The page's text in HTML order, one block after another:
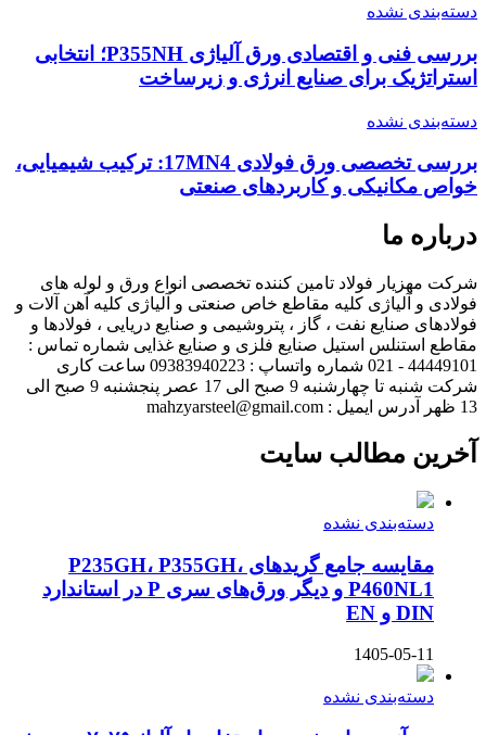
دسته‌بندی نشده
بررسی فنی و اقتصادی ورق آلیاژی P355NH؛ انتخابی
استراتژیک برای صنایع انرژی و زیرساخت
دسته‌بندی نشده
بررسی تخصصی ورق فولادی 17MN4: ترکیب شیمیایی،
خواص مکانیکی و کاربردهای صنعتی
درباره ما
شرکت مهزیار فولاد تامین کننده تخصصی انواع ورق و لوله های
فولادی و آلیاژی کلیه مقاطع خاص صنعتی و آلیاژی کلیه آهن آلات و
فولادهای صنایع نفت ، گاز ، پتروشیمی و صنایع دریایی ، فولادها و
مقاطع استنلس استیل صنایع فلزی و صنایع غذایی شماره تماس :
44449101 - 021 شماره واتساپ : 09383940223 ساعت کاری
شرکت شنبه تا چهارشنبه 9 صبح الی 17 عصر پنجشنبه 9 صبح الی
13 ظهر آدرس ایمیل : mahzyarsteel@gmail.com
آخرین مطالب سایت
دسته‌بندی نشده
مقایسه جامع گریدهای P235GH، P355GH،
P460NL1 و دیگر ورق‌های سری P در استاندارد
DIN و EN
1405-05-11
دسته‌بندی نشده